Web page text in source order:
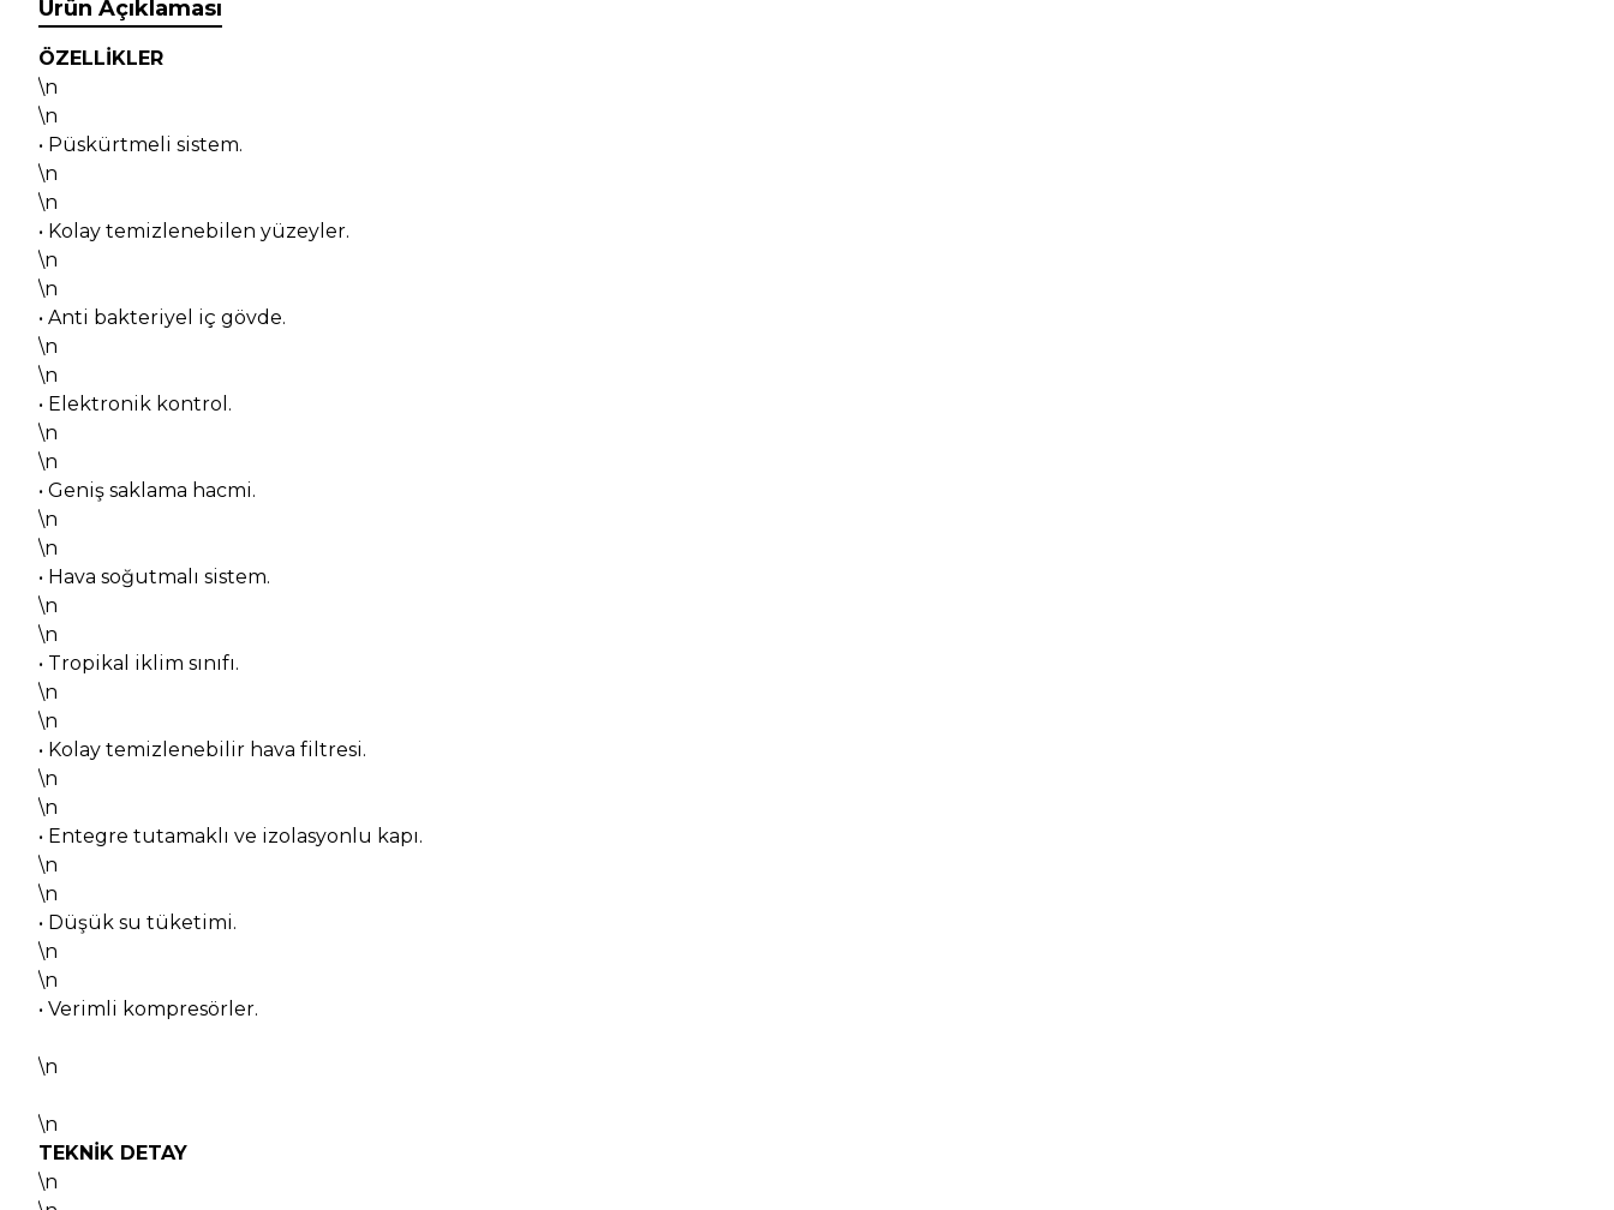
Ürün Açıklaması
ÖZELLİKLER
\n
\n
• Püskürtmeli sistem.
\n
\n
• Kolay temizlenebilen yüzeyler.
\n
\n
• Anti bakteriyel iç gövde.
\n
\n
• Elektronik kontrol.
\n
\n
• Geniş saklama hacmi.
\n
\n
• Hava soğutmalı sistem.
\n
\n
• Tropikal iklim sınıfı.
\n
\n
• Kolay temizlenebilir hava filtresi.
\n
\n
• Entegre tutamaklı ve izolasyonlu kapı.
\n
\n
• Düşük su tüketimi.
\n
\n
• Verimli kompresörler.
\n
\n
TEKNİK DETAY
\n